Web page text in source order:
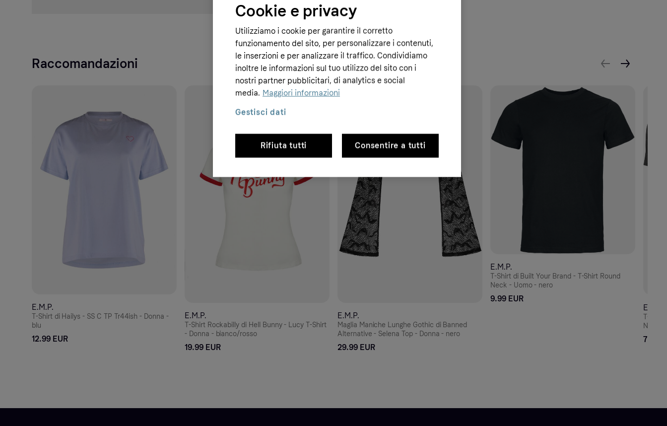
Raccomandazioni
E.M.P.
T-Shirt di Hailys - SS C TP Tr44ish - Donna -
blu
12.99 EUR
E.M.P.
T-Shirt Rockabilly di Hell Bunny - Lucy T-Shirt
- Donna - bianco/rosso
19.99 EUR
E.M.P.
Maglia Maniche Lunghe Gothic di Banned
Alternative - Selena Top - Donna - nero
29.99 EUR
E.M.P.
T-Shirt di Built Your Brand - T-Shirt Round
Neck - Uomo - nero
9.99 EUR
E.M.P.
T-Shirt di Built Your Brand - T-Shirt Round
Neck -
7.99
Cookie e privacy
Utilizziamo i cookie per garantire il corretto
funzionamento del sito, per personalizzare i contenuti,
le inserzioni e per analizzare il traffico. Condividiamo
inoltre le informazioni sul tuo utilizzo del sito con i
nostri partner pubblicitari, di analytics e social
media. Maggiori informazioni
Rifiuta tutti Consentire a tutti
Gestisci dati